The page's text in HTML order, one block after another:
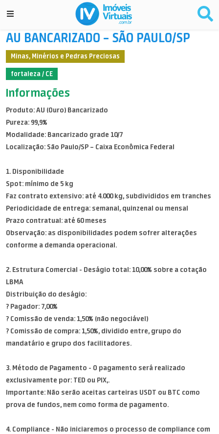
AU BANCARIZADO – SÃO PAULO/SP
Minas, Minérios e Pedras Preciosas
fortaleza / CE
Informações
Produto: AU (Ouro) Bancarizado
Pureza: 99,9%
Modalidade: Bancarizado grade 10/7
Localização: São Paulo/SP – Caixa Econômica Federal
1. Disponibilidade
Spot: mínimo de 5 kg
Faz contrato extensivo: até 4.000 kg, subdivididos em tranches
Periodicidade de entrega: semanal, quinzenal ou mensal
Prazo contratual: até 60 meses
Observação: as disponibilidades podem sofrer alterações
conforme a demanda operacional.
2. Estrutura Comercial - Deságio total: 10,00% sobre a cotação
LBMA
Distribuição do deságio:
? Pagador: 7,00%
? Comissão de venda: 1,50% (não negociável)
? Comissão de compra: 1,50%, dividido entre, grupo do
mandatário e grupo dos facilitadores.
3. Método de Pagamento - O pagamento será realizado
exclusivamente por: TED ou PIX,.
Importante: Não serão aceitas carteiras USDT ou BTC como
prova de fundos, nem como forma de pagamento.
4. Compliance - Não iniciaremos o processo de compliance com